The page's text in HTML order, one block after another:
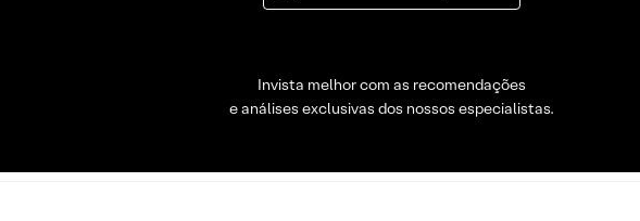
Invista melhor com as recomendações
e análises exclusivas dos nossos especialistas.